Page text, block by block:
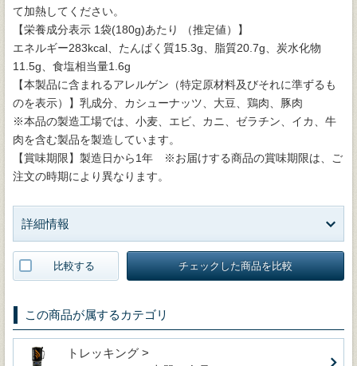
て加熱してください。
【栄養成分表示 1袋(180g)あたり （推定値）】
エネルギー283kcal、たんぱく質15.3g、脂質20.7g、炭水化物
11.5g、食塩相当量1.6g
【本製品に含まれるアレルゲン（特定原材料及びそれに準ずるも
のを表示）】乳成分、カシューナッツ、大豆、鶏肉、豚肉
※本品の製造工場では、小麦、エビ、カニ、ゼラチン、イカ、牛
肉を含む製品を製造しています。
【賞味期限】製造日から1年 ※お届けする商品の賞味期限は、ご
注文の時期により異なります。
詳細情報
比較する チェックした商品を比較
この商品が属するカテゴリ
トレッキング >